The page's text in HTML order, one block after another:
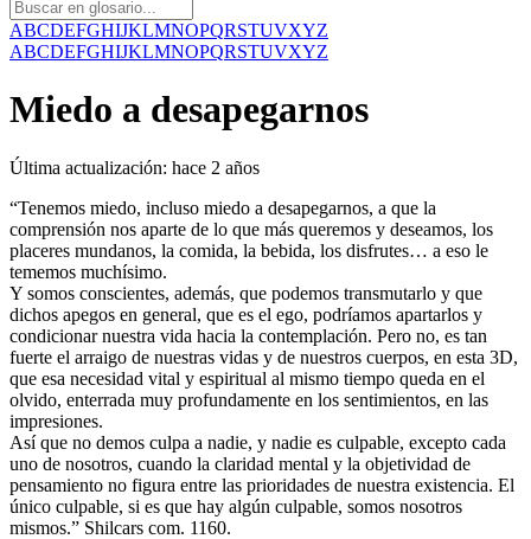
ABCDEFGHIJKLMNOPQRSTUVXYZ
ABCDEFGHIJKLMNOPQRSTUVXYZ
Miedo a desapegarnos
Última actualización: hace 2 años
“Tenemos miedo, incluso miedo a desapegarnos, a que la
comprensión nos aparte de lo que más queremos y deseamos, los
placeres mundanos, la comida, la bebida, los disfrutes… a eso le
tememos muchísimo.
Y somos conscientes, además, que podemos transmutarlo y que
dichos apegos en general, que es el ego, podríamos apartarlos y
condicionar nuestra vida hacia la contemplación. Pero no, es tan
fuerte el arraigo de nuestras vidas y de nuestros cuerpos, en esta 3D,
que esa necesidad vital y espiritual al mismo tiempo queda en el
olvido, enterrada muy profundamente en los sentimientos, en las
impresiones.
Así que no demos culpa a nadie, y nadie es culpable, excepto cada
uno de nosotros, cuando la claridad mental y la objetividad de
pensamiento no figura entre las prioridades de nuestra existencia. El
único culpable, si es que hay algún culpable, somos nosotros
mismos.” Shilcars com. 1160.